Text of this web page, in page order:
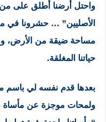
واحتل أرضنا أطلق على
الأصليين” … حشرونا في
مساحة ضيقة من الأرض،
حياتنا المغلقة.
بعدها قدم نفسه لي
ولمحات موجزة عن مأساة